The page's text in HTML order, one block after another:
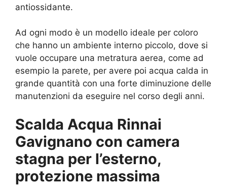
antiossidante.
Ad ogni modo è un modello ideale per coloro
che hanno un ambiente interno piccolo, dove si
vuole occupare una metratura aerea, come ad
esempio la parete, per avere poi acqua calda in
grande quantità con una forte diminuzione delle
manutenzioni da eseguire nel corso degli anni.
Scalda Acqua Rinnai
Gavignano con camera
stagna per l’esterno,
protezione massima